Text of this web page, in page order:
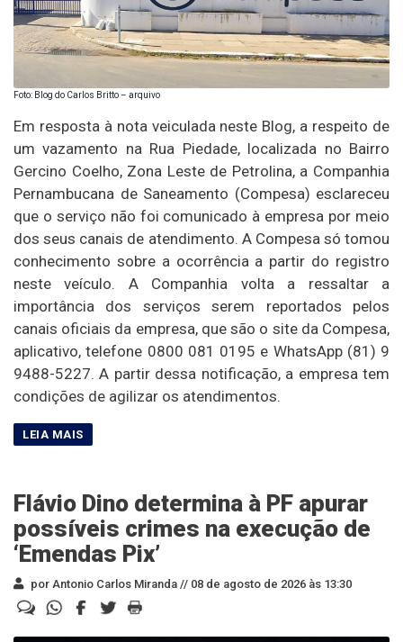
Foto: Blog do Carlos Britto – arquivo
Em resposta à nota veiculada neste Blog, a respeito de
um vazamento na Rua Piedade, localizada no Bairro
Gercino Coelho, Zona Leste de Petrolina, a Companhia
Pernambucana de Saneamento (Compesa) esclareceu
que o serviço não foi comunicado à empresa por meio
dos seus canais de atendimento. A Compesa só tomou
conhecimento sobre a ocorrência a partir do registro
neste veículo. A Companhia volta a ressaltar a
importância dos serviços serem reportados pelos
canais oficiais da empresa, que são o site da Compesa,
aplicativo, telefone 0800 081 0195 e WhatsApp (81) 9
9488-5227. A partir dessa notificação, a empresa tem
condições de agilizar os atendimentos.
Flávio Dino determina à PF apurar
possíveis crimes na execução de
‘Emendas Pix’
por Antonio Carlos Miranda // 08 de agosto de 2026 às 13:30